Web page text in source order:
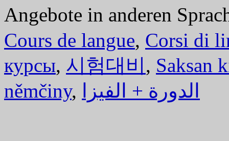
Angebote in anderen
Cours de langue, Corsi di
курсы, 시험대비, Saksan
němčiny, الدورة + الفيزا